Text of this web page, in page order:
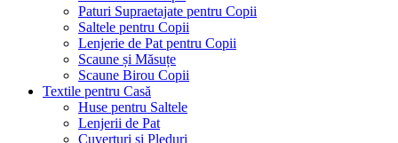
Paturi Supraetajate pentru Copii
Saltele pentru Copii
Lenjerie de Pat pentru Copii
Scaune și Măsuțe
Scaune Birou Copii
Textile pentru Casă
Huse pentru Saltele
Lenjerii de Pat
Cuverturi și Pleduri